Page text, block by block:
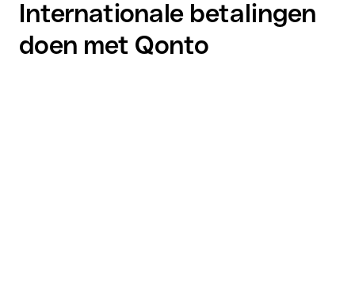
Internationale betalingen
doen met Qonto